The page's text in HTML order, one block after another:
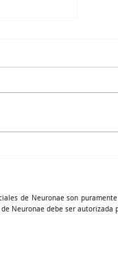
de Neuronae son
Neuronae debe ser autorizada